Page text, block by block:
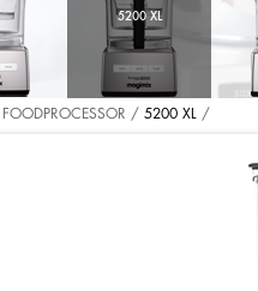
5200 XL
FOODPROCESSOR / 5200 XL /